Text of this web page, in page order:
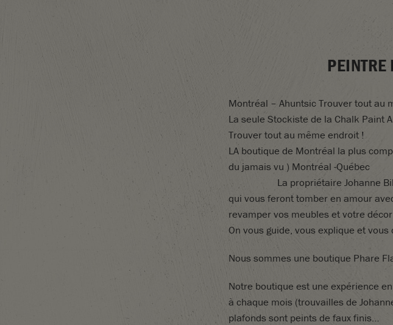
Montréal – AhuntsicTrouvertoutau
La seule Stockiste de la Chalk Paint
Trouvertoutau même endroit!
LA boutique de Montréal la plus
du jamais vu ) Montréal -Québec
La propriétaire Johanne
qui vousferonttomberen amour
revampervos meublesetvotre décor
On vous guide, vous explique et vous
Nous sommes une boutique Phare
Notre boutique est une expérience en
à chaque mois(trouvailles de
plafonds sont peints de faux finis…